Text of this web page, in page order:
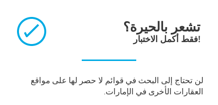
تشعر بالحيرة؟
فقط أكمل الاختبار!
لن تحتاج إلى البحث في قوائم لا حصر لها على مواقع
العقارات الأخرى في الإمارات.